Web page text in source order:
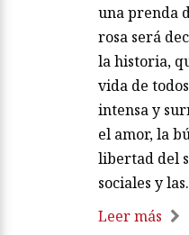
una prenda
rosa será
la historia,
vida de
intensa y
el amor, la
libertad del
sociales y
Leer más